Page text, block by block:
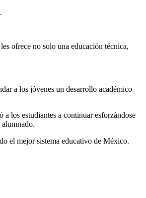
ofrece no solo una educación técnica,
a los jóvenes un desarrollo académico
los estudiantes a continuar esforzándose
el mejor sistema educativo de México.